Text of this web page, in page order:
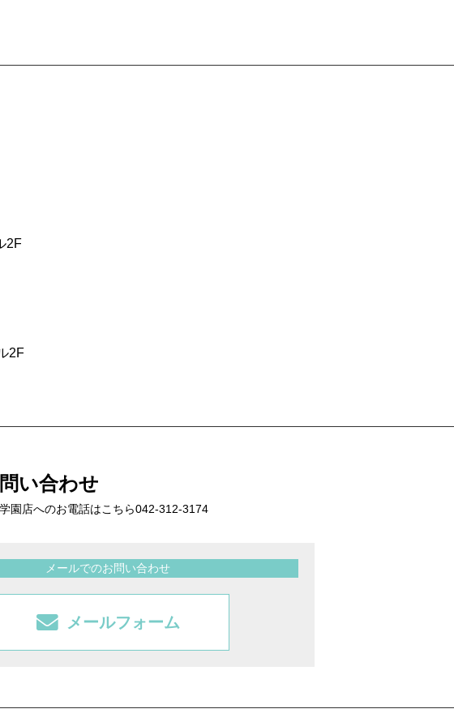
2F
2F
い合わせ
園店へのお電話はこちら042-312-3174
メールでのお問い合わせ
メールフォーム